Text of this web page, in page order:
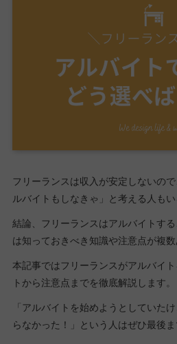
フリーランスは収入が安定しないの
ルバイトもしなきゃ」と考える人も
結論、フリーランスはアルバイトす
は知っておきべき知識や注意点が複数
本記事ではフリーランスがアルバイ
トから注意点までを徹底解説します。
「アルバイトを始めようとしていた
らなかった！」という人はぜひ最後ま